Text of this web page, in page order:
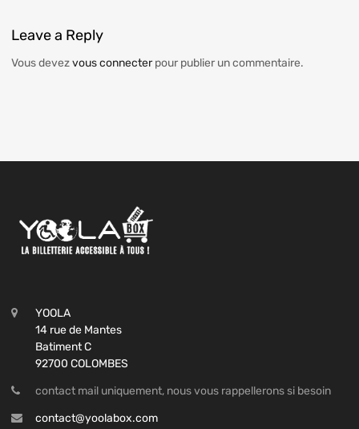
Leavea Reply
Vous devezvous connecterpour publier un commentaire.
YOOLA
14 rue de Mantes
Batiment C
92700 COLOMBES
contact mail uniquement, nous vous rappellerons si besoin
contact@yoolabox.com